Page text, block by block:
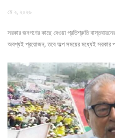
মে ২, ২০২৬
সরকার জনগণের কাছে দেওয়া প্রতিশ্রুতি
অবশ্যই প্রয়োজন, তবে অল্প সময়ের মধ্যেই